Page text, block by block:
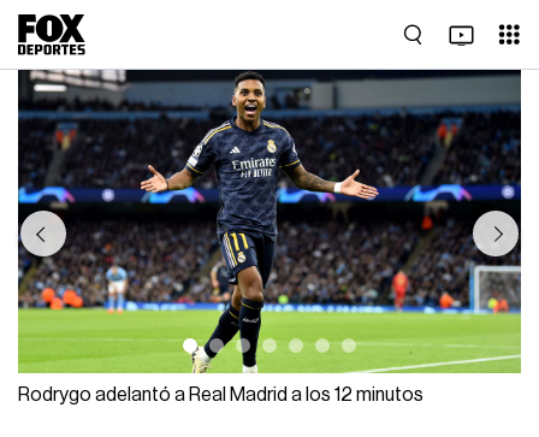
Previous Next
Rodrygo adelantó a Real Madrid a los 12 minutos